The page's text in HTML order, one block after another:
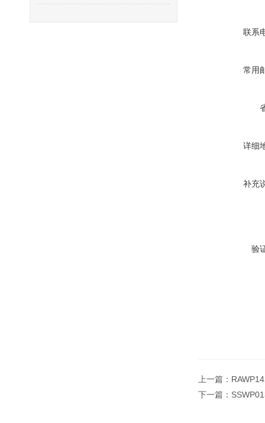
联系
常用
详细
补充
验
上一篇：
下一篇：